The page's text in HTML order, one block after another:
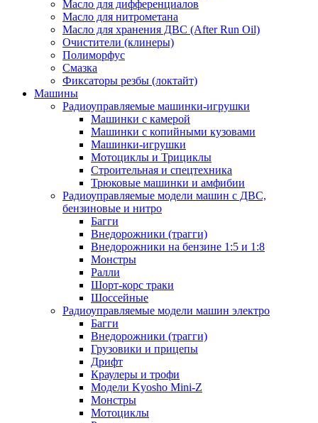
Масло для дифференциалов
Масло для нитрометана
Масло для хранения ДВС (After Run Oil)
Очистители (клинеры)
Полиморфус
Смазка
Фиксаторы резбы (локтайт)
Машины
Радиоуправляемые машинки-игрушки
Машинки с камерой
Машинки с копийными кузовами
Машинки-игрушки
Мотоциклы и Трициклы
Строительная и спецтехника
Трюковые машинки и амфибии
Радиоуправляемые модели машин с ДВС,
бензиновые и нитро
Багги
Внедорожники (трагги)
Внедорожники на бензине 1:5 и 1:8
Монстры
Ралли
Шорт-корс траки
Шоссейные
Радиоуправляемые модели машин электро
Багги
Внедорожники (трагги)
Грузовики и прицепы
Дрифт
Краулеры и трофи
Модели Kyosho Mini-Z
Монстры
Мотоциклы